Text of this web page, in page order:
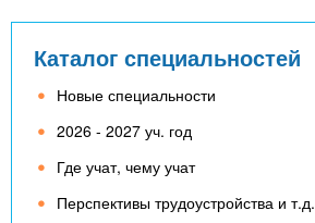
Каталог специальностей
Новые специальности
2026 - 2027 уч. год
Где учат, чему учат
Перспективы трудоустройства и т.д.